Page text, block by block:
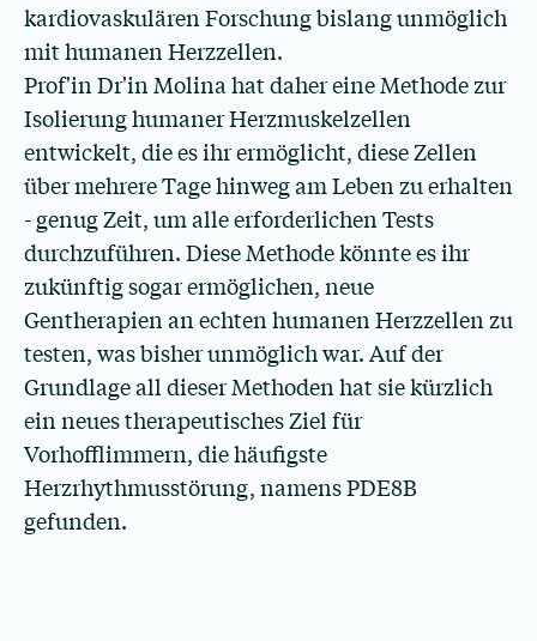
kardiovaskulären Forschung bislang unmöglich
mit humanen Herzzellen.
Prof'in Dr'in Molina hat daher eine Methode zur
Isolierung humaner Herzmuskelzellen
entwickelt, die es ihr ermöglicht, diese Zellen
über mehrere Tage hinweg am Leben zu erhalten
- genug Zeit, um alle erforderlichen Tests
durchzuführen. Diese Methode könnte es ihr
zukünftig sogar ermöglichen, neue
Gentherapien an echten humanen Herzzellen zu
testen, was bisher unmöglich war. Auf der
Grundlage all dieser Methoden hat sie kürzlich
ein neues therapeutisches Ziel für
Vorhofflimmern, die häufigste
Herzrhythmusstörung, namens PDE8B
gefunden.